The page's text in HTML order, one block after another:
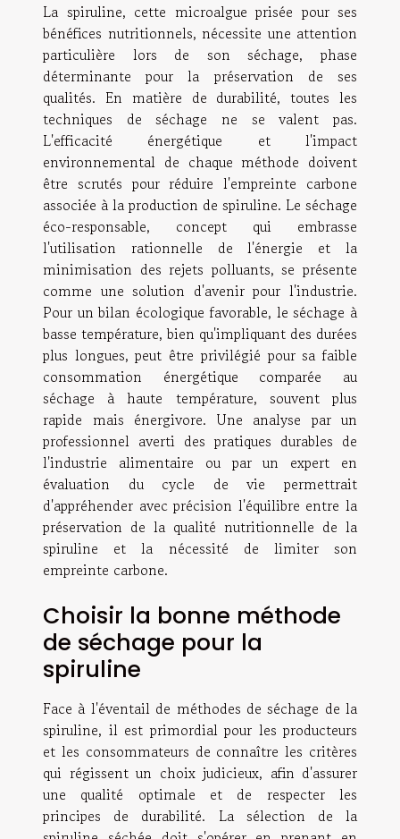
La spiruline, cette microalgue prisée pour ses
bénéfices nutritionnels, nécessite une attention
particulière lors de son séchage, phase
déterminante pour la préservation de ses
qualités. En matière de durabilité, toutes les
techniques de séchage ne se valent pas.
L'efficacité énergétique et l'impact
environnemental de chaque méthode doivent
être scrutés pour réduire l'empreinte carbone
associée à la production de spiruline. Le séchage
éco-responsable, concept qui embrasse
l'utilisation rationnelle de l'énergie et la
minimisation des rejets polluants, se présente
comme une solution d'avenir pour l'industrie.
Pour un bilan écologique favorable, le séchage à
basse température, bien qu'impliquant des durées
plus longues, peut être privilégié pour sa faible
consommation énergétique comparée au
séchage à haute température, souvent plus
rapide mais énergivore. Une analyse par un
professionnel averti des pratiques durables de
l'industrie alimentaire ou par un expert en
évaluation du cycle de vie permettrait
d'appréhender avec précision l'équilibre entre la
préservation de la qualité nutritionnelle de la
spiruline et la nécessité de limiter son
empreinte carbone.
Choisir la bonne méthode
de séchage pour la
spiruline
Face à l'éventail de méthodes de séchage de la
spiruline, il est primordial pour les producteurs
et les consommateurs de connaître les critères
qui régissent un choix judicieux, afin d'assurer
une qualité optimale et de respecter les
principes de durabilité. La sélection de la